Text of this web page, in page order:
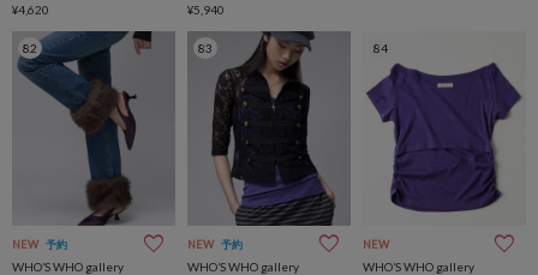
¥4,620
¥5,940
82
NEW 予約
WHO’S WHO gallery
83
NEW 予約
WHO’S WHO gallery
84
NEW
WHO’S WHO gallery